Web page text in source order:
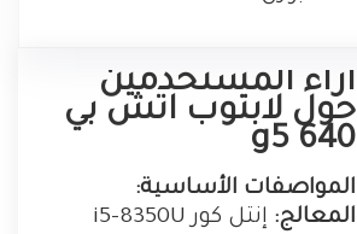
اراء المستخدمين
حول لابتوب اتش بي
640 g5
المواصفات الأساسية:
المعالج:
إنتل كور i5-8350U